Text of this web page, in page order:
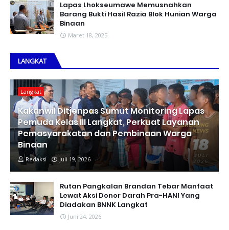
Lapas Lhokseumawe Memusnahkan
Barang Bukti Hasil Razia Blok Hunian Warga
Binaan
Maret 18, 2025
LANGKAT
Langkat
Kakanwil Ditjenpas Sumut Monitoring Lapas
Pemuda Kelas III Langkat, Perkuat Layanan
Pemasyarakatan dan Pembinaan Warga
Binaan
Redaksi Juli 19, 2026
Rutan Pangkalan Brandan Tebar Manfaat
Lewat Aksi Donor Darah Pra-HANI Yang
Diadakan BNNK Langkat
Juni 24, 2026